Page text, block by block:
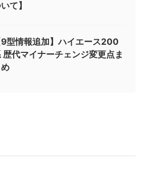
て】
9型情報追加】ハイエース200
歴代マイナーチェンジ変更点ま
め